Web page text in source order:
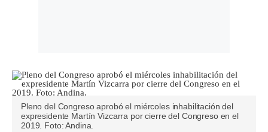
Pleno del Congreso aprobó el miércoles inhabilitación del
expresidente Martín Vizcarra por cierre del Congreso en el
2019. Foto: Andina.